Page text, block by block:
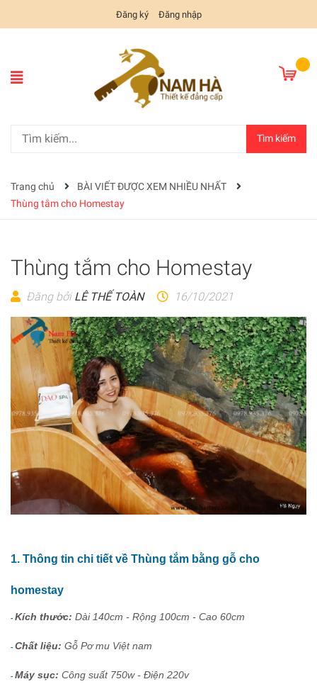
Đăng ký Đăng nhập
Tìm kiếm
Trang chủ
BÀI VIẾT ĐƯỢC XEM NHIỀU NHẤT
Thùng tắm cho Homestay
Thùng tắm cho Homestay
Đăng bởi LÊ THẾ TOÀN 16/10/2021
1. Thông tin chi tiết về Thùng tắm bằng gỗ cho
homestay
- Kích thước: Dài 140cm - Rộng 100cm - Cao 60cm
- Chất liệu: Gỗ Pơ mu Việt nam
- Máy sục: Công suất 750w - Điện 220v